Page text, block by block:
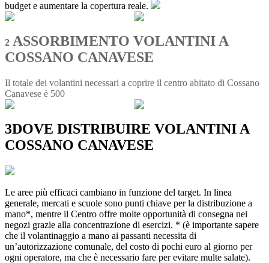
budget e aumentare la copertura reale.
2 ASSORBIMENTO VOLANTINI A
COSSANO CANAVESE
Il totale dei volantini necessari a coprire il centro abitato di Cossano
Canavese è 500
3DOVE DISTRIBUIRE VOLANTINI A
COSSANO CANAVESE
Le aree più efficaci cambiano in funzione del target. In linea
generale, mercati e scuole sono punti chiave per la distribuzione a
mano*, mentre il Centro offre molte opportunità di consegna nei
negozi grazie alla concentrazione di esercizi. * (è importante sapere
che il volantinaggio a mano ai passanti necessita di
un’autorizzazione comunale, del costo di pochi euro al giorno per
ogni operatore, ma che è necessario fare per evitare multe salate).